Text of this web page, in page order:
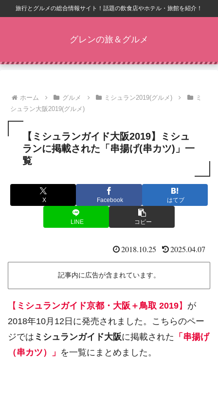
旅行とグルメの総合情報サイト！話題の飲食店やホテル・旅館を紹介！
グレンの旅＆グルメ
ホーム グルメ ミシュラン2019(グルメ)
ミ
シュラン大阪2019(グルメ)
【ミシュランガイド大阪2019】ミシュ
ランに掲載された「串揚げ(串カツ)」一
覧
X Facebook はてブ
LINE コピー
2018.10.25 2025.04.07
記事内に広告が含まれています。
【 ミシュランガイド京都・大阪＋鳥取 2019】 が
2018年10月12日に発売されました。こちらのペー
ジでは ミシュランガイド大阪に掲載された 「串揚げ
（串カツ）」 を一覧にまとめました。